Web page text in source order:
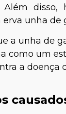
Além disso,
unha de
a unha de
como um
a doença